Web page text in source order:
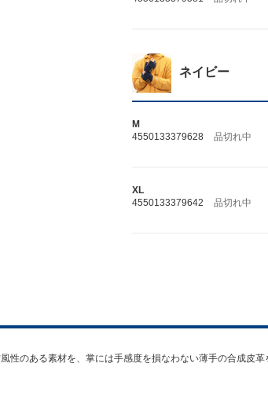
ネイビー
M
4550133379628
品切れ中
XL
4550133379642
品切れ中
性のある素材を、掌には手感度を損なわない薄手の合成皮